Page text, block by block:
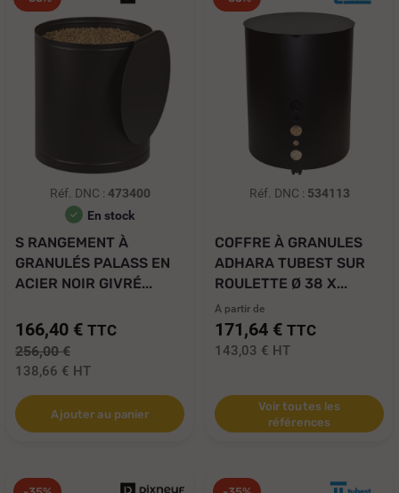
Réf. DNC : 473400
En stock
S RANGEMENT À
GRANULÉS PALASS EN
ACIER NOIR GIVRÉ...
166,40 € TTC
256,00 €
138,66 € HT
Ajouter au panier
Réf. DNC : 534113
COFFRE À GRANULES
ADHARA TUBEST SUR
ROULETTE Ø 38 X...
A partir de
171,64 € TTC
143,03 € HT
Voir toutes les
références